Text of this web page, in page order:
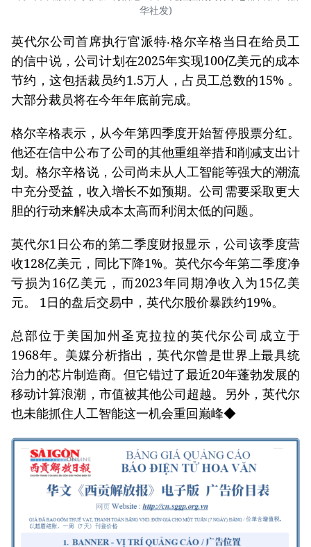
华社发)
英代尔公司首席执行官派特‧格尔辛格当日在给员工
的信中说，公司计划在2025年实现100亿美元的成本
节约，这包括裁员约1.5万人，占员工总数的15% 。
大部分裁员将在今年年底前完成。
格尔辛格表示，从今年第四季度开始暂停股票分红。
他还在信中公布了公司的其他重组举措和削减支出计
划。格尔辛格说，公司尚未从人工智能等强大的潮流
中充分受益，收入增长不如预期。公司需要采取更大
胆的行动来解决成本太高而利润太低的问题。
英代尔1日公布的第二季度财报显示，公司该季度营
收128亿美元，同比下降1%。英代尔今年第二季度净
亏损为16亿美元，而2023年同期净收入为15亿美
元。 1日的盘后交易中，英代尔股价暴跌约19%。
总部位于美国加州圣克拉拉的英代尔公司成立于
1968年。美媒分析指出，英代尔曾是世界上最具统
治力的芯片制造商。但它错过了最近20年蓬勃发展的
移动计算浪潮，市值被其他公司超越。另外，英代尔
也未能抓住人工智能这一机会重回巅峰◆